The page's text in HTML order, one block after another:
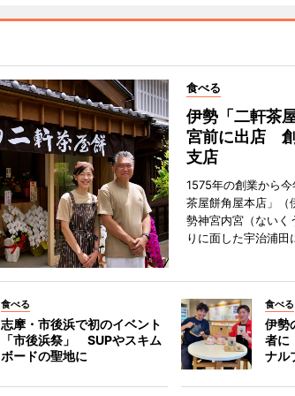
食べる
伊勢「二軒茶
宮前に出店
支店
1575年の創業から
茶屋餅角屋本店」（
勢神宮内宮（ないく
りに面した宇治浦田
食べる
志摩・市後浜で初のイベント
「市後浜祭」 SUPやスキム
ボードの聖地に
食べる
伊勢
者に
ナル